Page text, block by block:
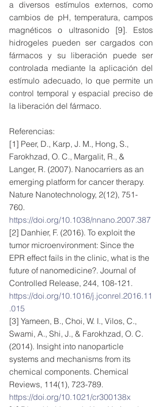
a diversos estímulos externos, como
cambios de pH, temperatura, campos
magnéticos o ultrasonido [9]. Estos
hidrogeles pueden ser cargados con
fármacos y su liberación puede ser
controlada mediante la aplicación del
estímulo adecuado, lo que permite un
control temporal y espacial preciso de
la liberación del fármaco.
Referencias:
[1] Peer, D., Karp, J. M., Hong, S.,
Farokhzad, O. C., Margalit, R., &
Langer, R. (2007). Nanocarriers as an
emerging platform for cancer therapy.
Nature Nanotechnology, 2(12), 751-
760.
https://doi.org/10.1038/nnano.2007.387
[2] Danhier, F. (2016). To exploit the
tumor microenvironment: Since the
EPR effect fails in the clinic, what is the
future of nanomedicine?. Journal of
Controlled Release, 244, 108-121.
https://doi.org/10.1016/j.jconrel.2016.11
.015
[3] Yameen, B., Choi, W. I., Vilos, C.,
Swami, A., Shi, J., & Farokhzad, O. C.
(2014). Insight into nanoparticle
systems and mechanisms from its
chemical components. Chemical
Reviews, 114(1), 723-789.
https://doi.org/10.1021/cr300138x